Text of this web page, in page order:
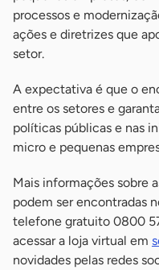
processos e
ações e diretrizes que
setor.
A expectativa é que o
entre os setores e
políticas públicas e nas
micro e pequenas
Mais informações sobre
podem ser encontradas
telefone gratuito 0800
acessar a loja virtual em
novidades pelas redes